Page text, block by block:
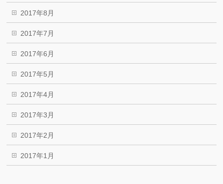
2017年8月
2017年7月
2017年6月
2017年5月
2017年4月
2017年3月
2017年2月
2017年1月